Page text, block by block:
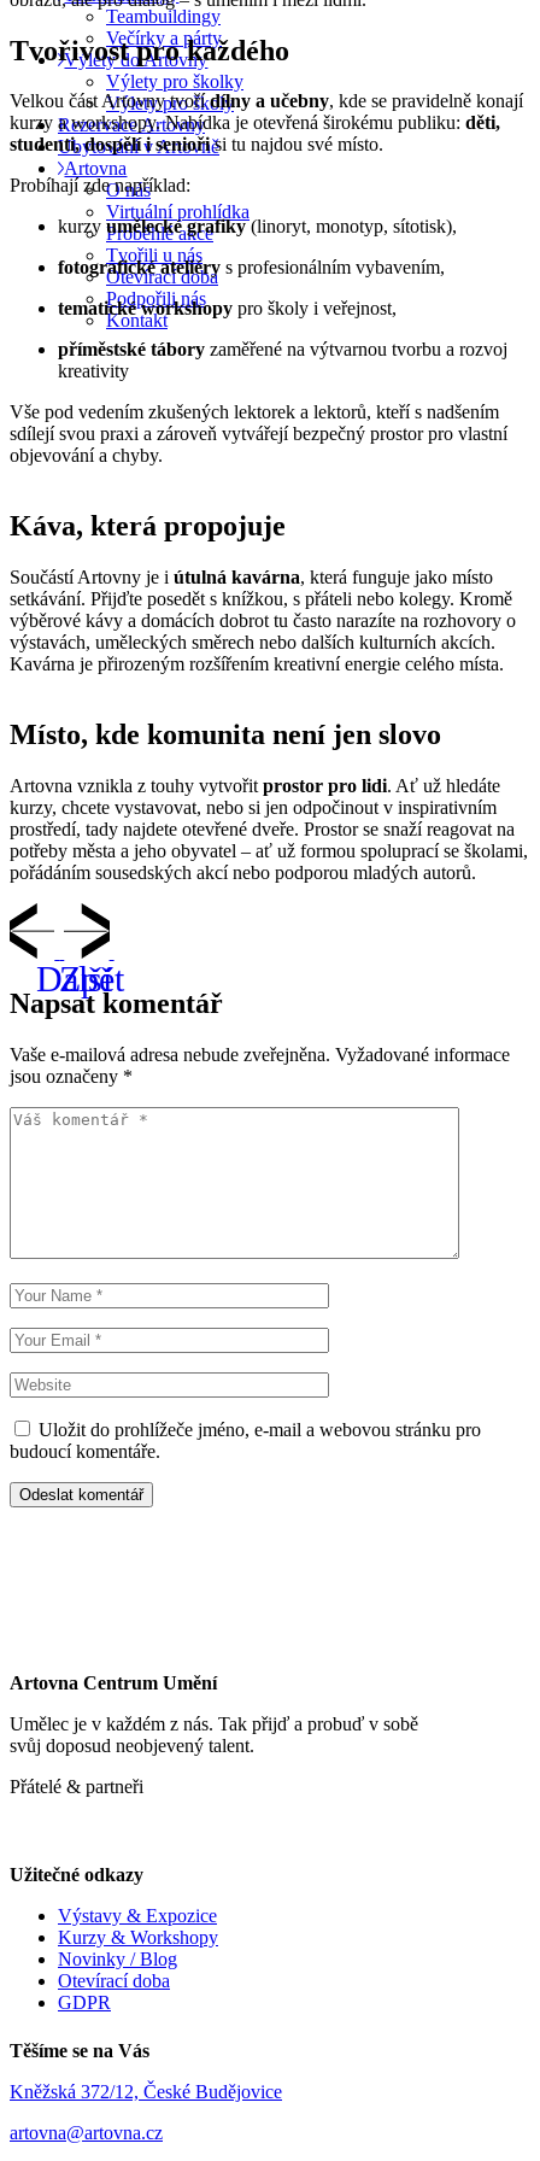
Teambuildingy
Večírky a párty
Výlety do Artovny
Výlety pro školky
Výlety pro školy
Rezervace Artovny
Ubytování v Artovně
Artovna
O nás
Virtuální prohlídka
Proběhlé akce
Tvořili u nás
Otevírací doba
Podpořili nás
Kontakt
Tvořivost pro každého
Velkou část Artovny tvořídílny a učebny, kde se pravidelně konají
kurzy a workshopy. Nabídka je otevřená širokému publiku: děti,
studenti, dospělí i seniořisi tu najdou své místo.
Probíhají zde například:
kurzy umělecké grafiky(linoryt, monotyp, sítotisk),
fotografické ateliéry s profesionálním vybavením,
tematické workshopy pro školy i veřejnost,
příměstské tábory zaměřené na výtvarnou tvorbu a rozvoj
kreativity
Vše pod vedením zkušených lektorek a lektorů, kteří s nadšením
sdílejí svou praxi a zároveň vytvářejí bezpečný prostor pro vlastní
objevování a chyby.
Káva, která propojuje
Součástí Artovny je i útulná kavárna, která funguje jako místo
setkávání. Přijďte posedět s knížkou, s přáteli nebo kolegy. Kromě
výběrové kávy a domácích dobrot tu často narazíte na rozhovory o
výstavách, uměleckých směrech nebo dalších kulturních akcích.
Kavárna je přirozeným rozšířením kreativní energie celého místa.
Místo, kde komunita není jen slovo
Artovna vznikla z touhy vytvořit prostor pro lidi. Ať už hledáte
kurzy, chcete vystavovat, nebo si jen odpočinout v inspirativním
prostředí, tady najdete otevřené dveře. Prostor se snaží reagovat na
potřeby města a jeho obyvatel – ať už formou spoluprací se školami,
pořádáním sousedských akcí nebo podporou mladých autorů.
Napsat komentář
Vaše e-mailová adresa nebude zveřejněna. Vyžadované informace
jsou označeny *
Uložit do prohlížeče jméno, e-mail a webovou stránku pro
budoucí komentáře.
Odeslat komentář
Artovna Centrum Umění
Umělec je v každém z nás. Tak přijď a probuď v sobě
svůj doposud neobjevený talent.
Přátelé & partneři
Užitečné odkazy
Výstavy & Expozice
Kurzy & Workshopy
Novinky / Blog
Otevírací doba
GDPR
Těšíme se na Vás
Kněžská 372/12, České Budějovice
artovna@artovna.cz